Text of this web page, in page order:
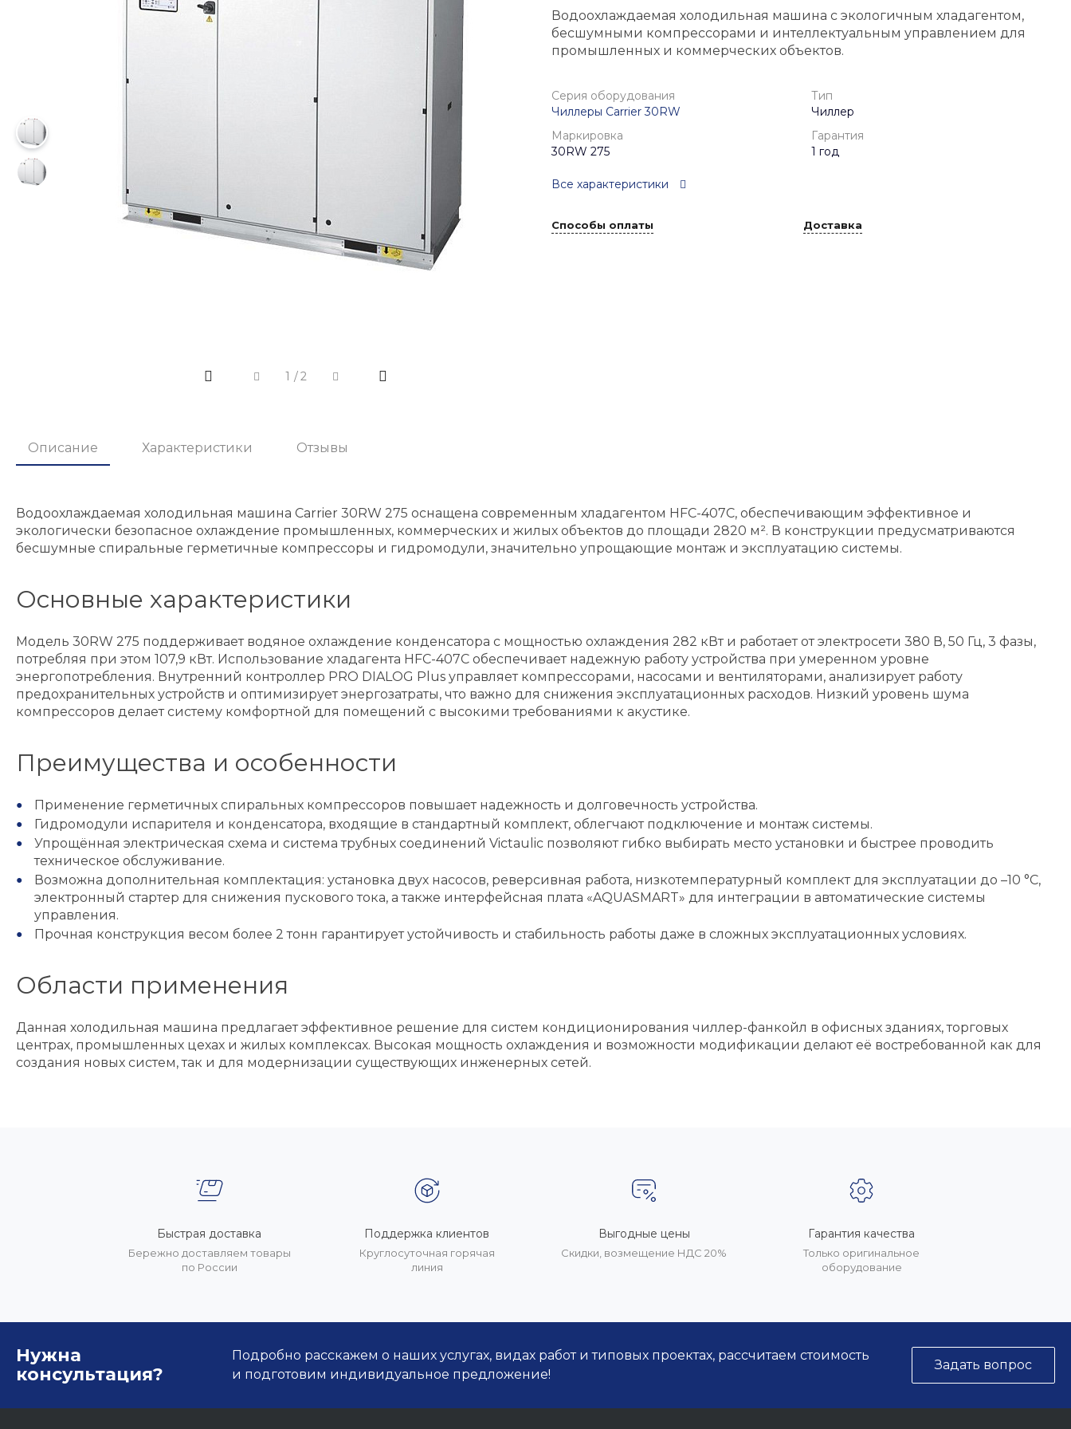
1 /2
Водоохлаждаемая холодильная машина с экологичным хладагентом,
бесшумными компрессорами и интеллектуальным управлением для
промышленных и коммерческих объектов.
Серия оборудования
Чиллеры Carrier 30RW
Тип
Чиллер
Маркировка
30RW 275
Гарантия
1 год
Все характеристики
Способы оплаты Доставка
Описание Характеристики Отзывы
Водоохлаждаемая холодильная машина Carrier 30RW 275 оснащена современным хладагентом HFC-407C, обеспечивающим эффективное и
экологически безопасное охлаждение промышленных, коммерческих и жилых объектов до площади 2820 м². В конструкции предусматриваются
бесшумные спиральные герметичные компрессоры и гидромодули, значительно упрощающие монтаж и эксплуатацию системы.
Основные характеристики
Модель 30RW 275 поддерживает водяное охлаждение конденсатора с мощностью охлаждения 282 кВт и работает от электросети 380 В, 50 Гц, 3 фазы,
потребляя при этом 107,9 кВт. Использование хладагента HFC-407C обеспечивает надежную работу устройства при умеренном уровне
энергопотребления. Внутренний контроллер PRO DIALOG Plus управляет компрессорами, насосами и вентиляторами, анализирует работу
предохранительных устройств и оптимизирует энергозатраты, что важно для снижения эксплуатационных расходов. Низкий уровень шума
компрессоров делает систему комфортной для помещений с высокими требованиями к акустике.
Преимущества и особенности
Применение герметичных спиральных компрессоров повышает надежность и долговечность устройства.
Гидромодули испарителя и конденсатора, входящие в стандартный комплект, облегчают подключение и монтаж системы.
Упрощённая электрическая схема и система трубных соединений Victaulic позволяют гибко выбирать место установки и быстрее проводить
техническое обслуживание.
Возможна дополнительная комплектация: установка двух насосов, реверсивная работа, низкотемпературный комплект для эксплуатации до –10 °C,
электронный стартер для снижения пускового тока, а также интерфейсная плата «AQUASMART» для интеграции в автоматические системы
управления.
Прочная конструкция весом более 2 тонн гарантирует устойчивость и стабильность работы даже в сложных эксплуатационных условиях.
Области применения
Данная холодильная машина предлагает эффективное решение для систем кондиционирования чиллер-фанкойл в офисных зданиях, торговых
центрах, промышленных цехах и жилых комплексах. Высокая мощность охлаждения и возможности модификации делают её востребованной как для
создания новых систем, так и для модернизации существующих инженерных сетей.
Быстрая доставка
Бережно доставляем товары
по России
Поддержка клиентов
Круглосуточная горячая
линия
Выгодные цены
Скидки, возмещение НДС 20%
Гарантия качества
Только оригинальное
оборудование
Нужна
консультация?
Подробно расскажем о наших услугах, видах работ и типовых проектах, рассчитаем стоимость
и подготовим индивидуальное предложение!
Задать вопрос